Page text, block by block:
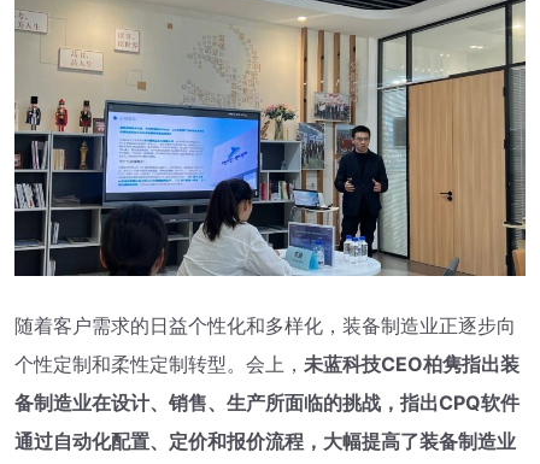
随着客户需求的日益个性化和多样化，装备制造业正逐步向
个性定制和柔性定制转型。会上， 未蓝科技CEO柏隽指出装
备制造业在设计、销售、生产所面临的挑战，指出CPQ软件
通过自动化配置、定价和报价流程，大幅提高了装备制造业